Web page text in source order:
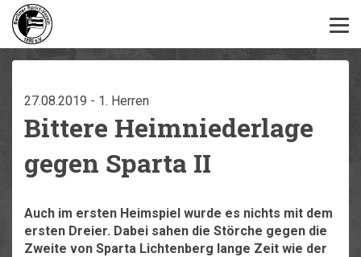
27.08.2019 - 1. Herren
Bittere Heimniederlage
gegen Sparta II
Auch im ersten Heimspiel wurde es nichts mit dem
ersten Dreier. Dabei sahen die Störche gegen die
Zweite von Sparta Lichtenberg lange Zeit wie der